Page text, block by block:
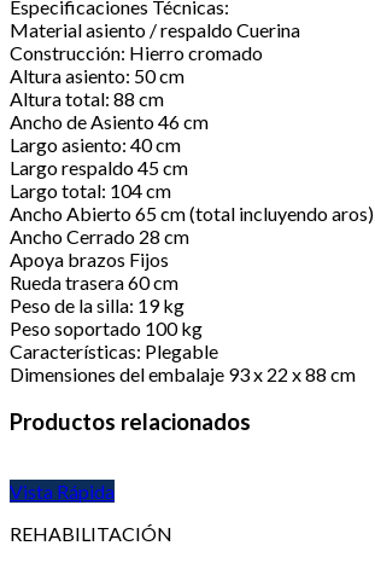
Especificaciones Técnicas:
Material asiento / respaldo Cuerina
Construcción: Hierro cromado
Altura asiento: 50 cm
Altura total: 88 cm
Ancho de Asiento 46 cm
Largo asiento: 40 cm
Largo respaldo 45 cm
Largo total: 104 cm
Ancho Abierto 65 cm (total incluyendo aros)
Ancho Cerrado 28 cm
Apoya brazos Fijos
Rueda trasera 60 cm
Peso de la silla: 19 kg
Peso soportado 100 kg
Características: Plegable
Dimensiones del embalaje 93 x 22 x 88 cm
Productos relacionados
Vista Rápida
REHABILITACIÓN